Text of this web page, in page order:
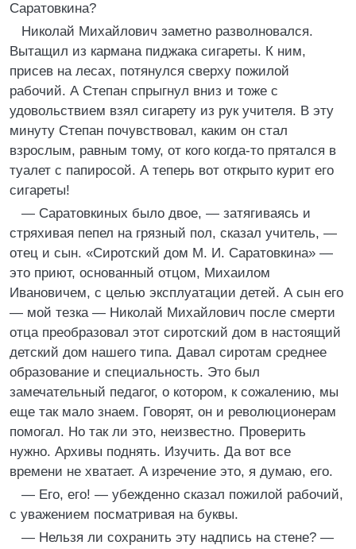
Саратовкина?
Николай Михайлович заметно разволновался.
Вытащил из кармана пиджака сигареты. К ним,
присев на лесах, потянулся сверху пожилой
рабочий. А Степан спрыгнул вниз и тоже с
удовольствием взял сигарету из рук учителя. В эту
минуту Степан почувствовал, каким он стал
взрослым, равным тому, от кого когда-то прятался в
туалет с папиросой. А теперь вот открыто курит его
сигареты!
— Саратовкиных было двое, — затягиваясь и
стряхивая пепел на грязный пол, сказал учитель, —
отец и сын. «Сиротский дом М. И. Саратовкина» —
это приют, основанный отцом, Михаилом
Ивановичем, с целью эксплуатации детей. А сын его
— мой тезка — Николай Михайлович после смерти
отца преобразовал этот сиротский дом в настоящий
детский дом нашего типа. Давал сиротам среднее
образование и специальность. Это был
замечательный педагог, о котором, к сожалению, мы
еще так мало знаем. Говорят, он и революционерам
помогал. Но так ли это, неизвестно. Проверить
нужно. Архивы поднять. Изучить. Да вот все
времени не хватает. А изречение это, я думаю, его.
— Его, его! — убежденно сказал пожилой рабочий,
с уважением посматривая на буквы.
— Нельзя ли сохранить эту надпись на стене? —